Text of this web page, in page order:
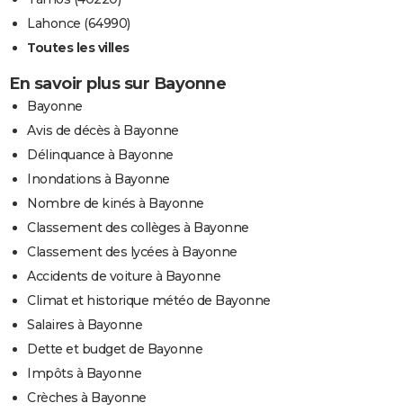
Lahonce (64990)
Toutes les villes
En savoir plus sur Bayonne
Bayonne
Avis de décès à Bayonne
Délinquance à Bayonne
Inondations à Bayonne
Nombre de kinés à Bayonne
Classement des collèges à Bayonne
Classement des lycées à Bayonne
Accidents de voiture à Bayonne
Climat et historique météo de Bayonne
Salaires à Bayonne
Dette et budget de Bayonne
Impôts à Bayonne
Crèches à Bayonne